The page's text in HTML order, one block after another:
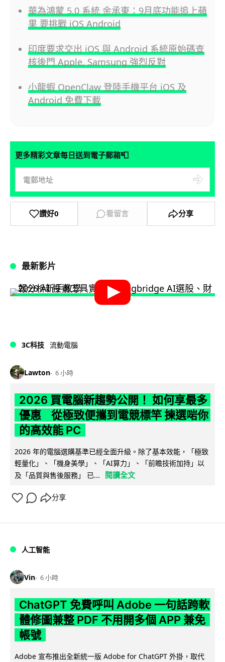
華為鴻蒙 5.0 系統 余承東：9月底功能追上蘋
果 要挑戰 iOS Android
印度要求交出 iOS 與 Android 系統原始碼查
核後門 Apple, Samsung 強烈反對
小龍蝦 OpenClaw 登陸手機平台 iOS 及
Android 免費下載
更多精彩文章每日送到電子郵箱📮
讚好0 看留言 分享
最新影片
3C科技 流動電腦
Lawton 6 小時
2026 買電腦新趨勢公開！ 如何享最多
優惠 從極致便攜到電競標竿 揀選啱你
的高效能 PC
2026 年的電腦選購基準已經全面升級。除了基本效能，「極致
輕量化」、「機身美學」、「AI算力」、「前瞻技術加持」以
及「品質與售後服務」 已...
閱讀全文
分享
人工智能
Vin 6 小時
ChatGPT 免費呼叫 Adobe 一句話跨軟
體修圖兼整 PDF 不用開多個 APP 兼免
帳號
Adobe 宣布推出全新統一版 Adobe for ChatGPT 外掛，取代